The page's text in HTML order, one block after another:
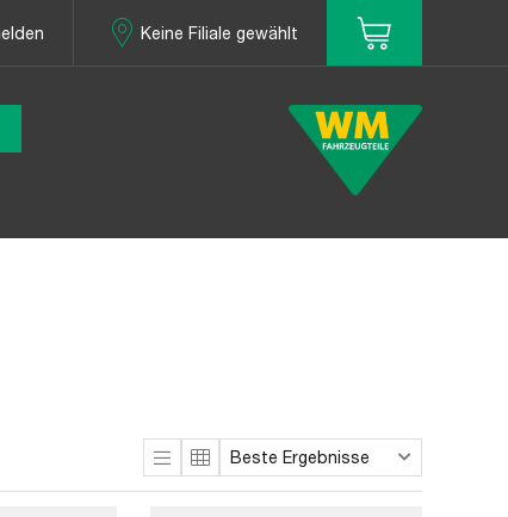
Keine Filiale gewählt
Sortieren
Beste Ergebnisse